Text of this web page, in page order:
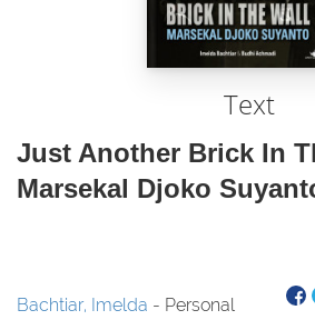
Text
Just Another Brick In
Marsekal Djoko
Bachtiar, Imelda - Personal